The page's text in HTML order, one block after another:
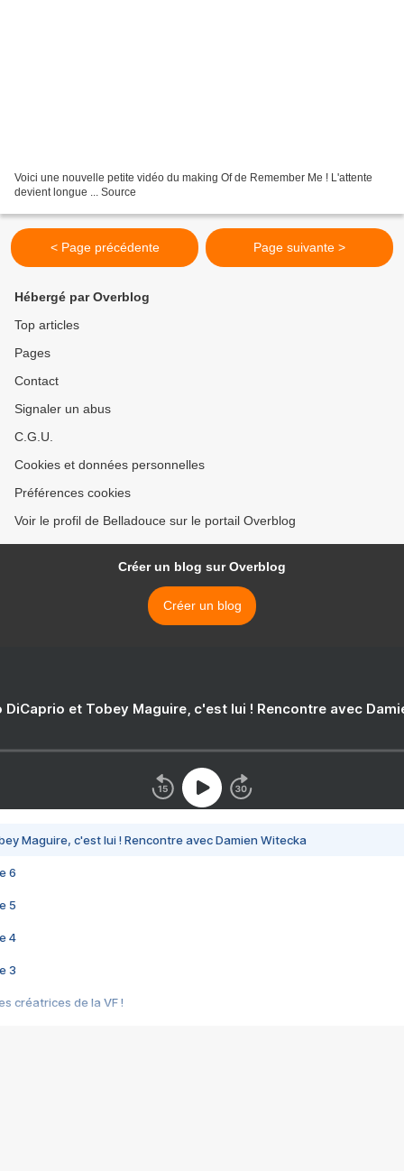
Voici une nouvelle petite vidéo du making Of de Remember Me ! L'attente
devient longue ... Source
< Page précédente Page suivante >
Hébergé par Overblog
Top articles
Pages
Contact
Signaler un abus
C.G.U.
Cookies et données personnelles
Préférences cookies
Voir le profil de Belladouce sur le portail Overblog
Créer un blog sur Overblog
Créer un blog
DiCaprio et Tobey Maguire, c'est lui ! Rencontre avec
Maguire, c'est lui ! Rencontre avec Damien Witecka
6
5
4
3
créatrices de la VF !